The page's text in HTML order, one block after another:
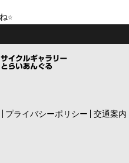
☆
プライバシーポリシー
交通案内